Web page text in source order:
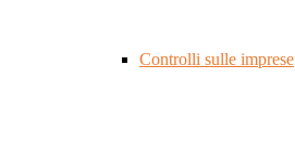
Controlli sulle imprese